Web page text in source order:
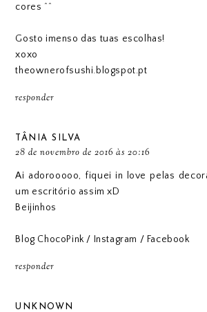
cores ^^
Gosto imenso das tuas escolhas!
xoxo
theownerofsushi.blogspot.pt
responder
TÂNIA SILVA
28 de novembro de 2016 às 20:16
Ai adorooooo, fiquei in love pelas
um escritório assim xD
Beijinhos
Blog ChocoPink / Instagram / Facebook
responder
UNKNOWN